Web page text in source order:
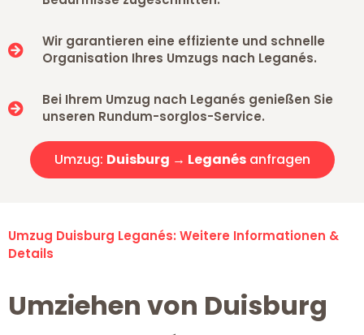
Wir garantieren eine effiziente und schnelle
Organisation Ihres Umzugs nach Leganés.
Bei Ihrem Umzug nach Leganés genießen Sie
unseren Rundum-sorglos-Service.
Umzug: Duisburg → Leganésanfragen
Umzug Duisburg Leganés: Weitere Informationen &
Details
Umziehen von Duisburg